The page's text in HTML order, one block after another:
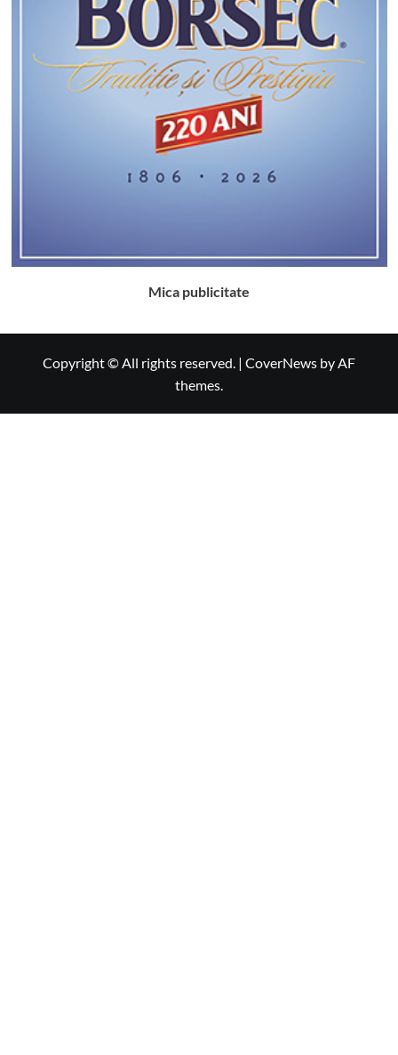
Mica publicitate
Copyright © All rights reserved. | CoverNews by AF
themes.